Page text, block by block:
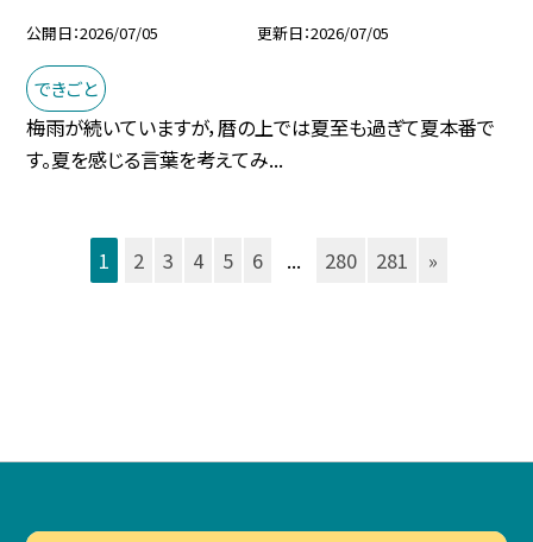
公開日 2026/07/05 更新日 2026/07/05
できごと
梅雨が続いていますが，暦の上では夏至も過ぎて夏本番で
す。夏を感じる言葉を考えてみ...
1 2 3 4 5 6 ... 280 281 »